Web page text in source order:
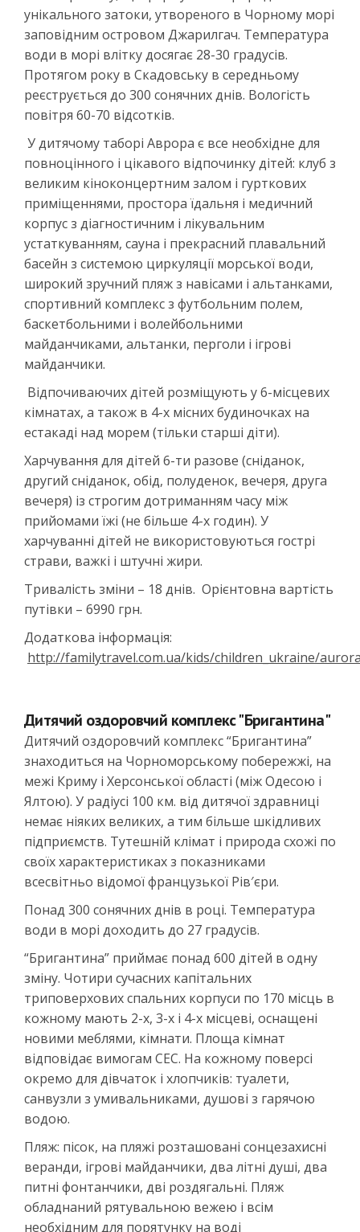
унікального затоки, утвореного в Чорному морі
заповідним островом Джарилгач. Температура
води в морі влітку досягає 28-30 градусів.
Протягом року в Скадовську в середньому
реєструється до 300 сонячних днів. Вологість
повітря 60-70 відсотків.
У дитячому таборі Аврора є все необхідне для
повноцінного і цікавого відпочинку дітей: клуб з
великим кіноконцертним залом і гурткових
приміщеннями, простора їдальня і медичний
корпус з діагностичним і лікувальним
устаткуванням, сауна і прекрасний плавальний
басейн з системою циркуляції морської води,
широкий зручний пляж з навісами і альтанками,
спортивний комплекс з футбольним полем,
баскетбольними і волейбольними
майданчиками, альтанки, перголи і ігрові
майданчики.
Відпочиваючих дітей розміщують у 6-місцевих
кімнатах, а також в 4-х місних будиночках на
естакаді над морем (тільки старші діти).
Харчування для дітей 6-ти разове (сніданок,
другий сніданок, обід, полуденок, вечеря, друга
вечеря) із строгим дотриманням часу між
прийомами їжі (не більше 4-х годин). У
харчуванні дітей не використовуються гострі
страви, важкі і штучні жири.
Тривалість зміни – 18 днів. Орієнтовна вартість
путівки – 6990 грн.
Додаткова інформація:
http://familytravel.com.ua/kids/children_ukraine/
Дитячий оздоровчий комплекс "Бригантина"
Дитячий оздоровчий комплекс “Бригантина”
знаходиться на Чорноморському побережжі, на
межі Криму і Херсонської області (між Одесою і
Ялтою). У радіусі 100 км. від дитячої здравниці
немає ніяких великих, а тим більше шкідливих
підприємств. Тутешній клімат і природа схожі по
своїх характеристиках з показниками
всесвітньо відомої французької Рів′єри.
Понад 300 сонячних днів в році. Температура
води в морі доходить до 27 градусів.
“Бригантина” приймає понад 600 дітей в одну
зміну. Чотири сучасних капітальних
триповерхових спальних корпуси по 170 місць в
кожному мають 2-х, 3-х і 4-х місцеві, оснащені
новими меблями, кімнати. Площа кімнат
відповідає вимогам СЕС. На кожному поверсі
окремо для дівчаток і хлопчиків: туалети,
санвузли з умивальниками, душові з гарячою
водою.
Пляж: пісок, на пляжі розташовані сонцезахисні
веранди, ігрові майданчики, два літні душі, два
питні фонтанчики, дві роздягальні. Пляж
обладнаний рятувальною вежею і всім
необхідним для порятунку на воді